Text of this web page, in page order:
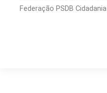
Federação PSDB